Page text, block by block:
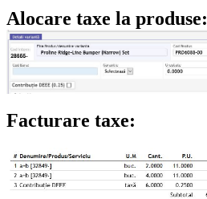
Alocare taxe la produse:
Facturare taxe: